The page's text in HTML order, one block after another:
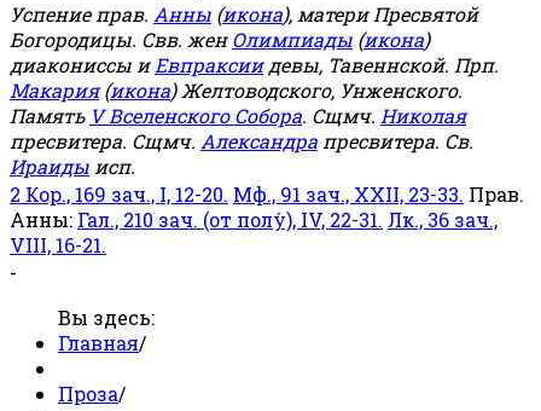
Успение прав. Анны (икона), матери Пресвятой
Богородицы. Свв. женОлимпиады (икона)
диакониссы иЕвпраксиидевы, Тавеннской. Прп.
Макария(икона) Желтоводского, Унженского.
Память V Вселенского Собора. Сщмч. Николая
пресвитера. Сщмч. Александра пресвитера. Св.
Ираиды исп.
2 Кор., 169 зач., I, 12-20. Мф., 91 зач., XXII, 23-33. Прав.
Анны: Гал., 210 зач. (от полу́), IV, 22-31. Лк., 36 зач.,
VIII, 16-21.
-
Вы здесь:
Главная/
Проза/